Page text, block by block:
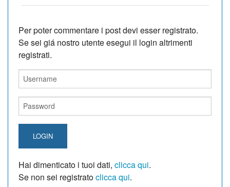
Per poter commentare i post devi esser registrato.
Se sei giá nostro utente esegui il login altrimenti
registrati.
LOGIN
Hai dimenticato i tuoi dati, clicca qui.
Se non sei registratoclicca qui.